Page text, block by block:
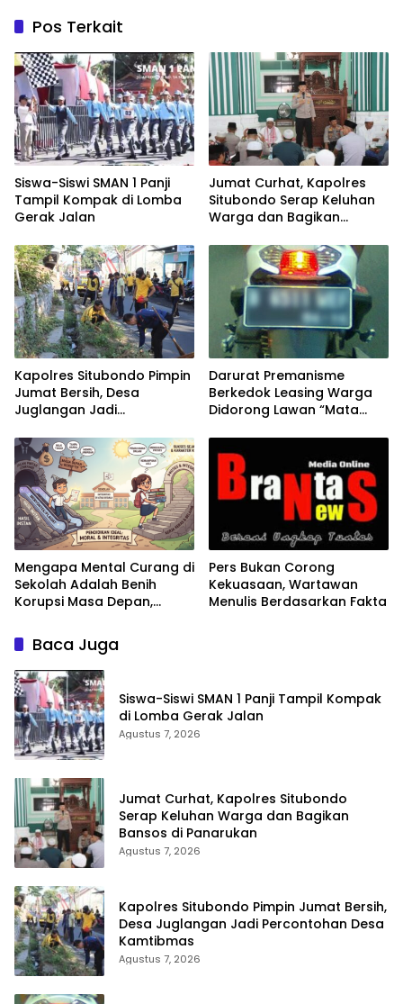
Pos Terkait
Siswa-Siswi SMAN 1 Panji
Tampil Kompak di Lomba
Gerak Jalan
Jumat Curhat, Kapolres
Situbondo Serap Keluhan
Warga dan Bagikan
Kapolres Situbondo Pimpin
Jumat Bersih, Desa
Juglangan Jadi
Kamtibmas
Darurat Premanisme
Berkedok Leasing Warga
Didorong Lawan “Mata
APH!
Mengapa Mental Curang di
Sekolah Adalah Benih
Korupsi Masa Depan,
Integritas Pendidikan
Pers Bukan Corong
Kekuasaan, Wartawan
Menulis Berdasarkan Fakta
Baca Juga
Siswa-Siswi SMAN 1 Panji Tampil Kompak
di Lomba Gerak Jalan
Agustus 7, 2026
Jumat Curhat, Kapolres Situbondo
Serap Keluhan Warga dan Bagikan
Bansos di Panarukan
Agustus 7, 2026
Kapolres Situbondo Pimpin Jumat Bersih,
Desa Juglangan Jadi Percontohan Desa
Kamtibmas
Agustus 7, 2026